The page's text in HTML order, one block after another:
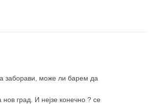
заборави, може ли барем да
град. И нејзе конечно ? се